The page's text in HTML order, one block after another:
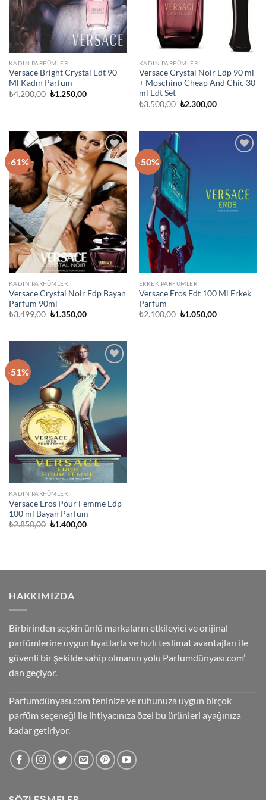
KADIN PARFÜMLER
Versace Bright Crystal Edt 90
Ml Kadın Parfüm
₺4.200,00 Orijinal
₺1.250,00Şu
KADIN PARFÜMLER
Versace Crystal Noir Edp 90 ml
+ Moschino Cheap And Chic 30
ml Edt Set
₺3.500,00 Orijinal
₺2.300,00Şu
-61%
İstek
Listeme
Ekle
KADIN PARFÜMLER
Versace Crystal Noir Edp Bayan
Parfüm 90ml
₺3.499,00 Orijinal
₺1.350,00Şu
-50%
ERKEK PARFÜMLER
Versace Eros Edt 100 Ml Erkek
Parfüm
₺2.100,00 Orijinal
₺1.050,00Şu
-51%
İstek
Listeme
Ekle
KADIN PARFÜMLER
Versace Eros Pour Femme Edp
100 ml Bayan Parfüm
₺2.850,00 Orijinal
₺1.400,00Şu
HAKKIMIZDA
Birbirinden seçkin ünlü markaların etkileyici ve orijinal
parfümlerine uygun fiyatlarla ve hızlı teslimat avantajları ile
güvenli bir şekilde sahip olmanın yolu Parfumdünyası.com’
dan geçiyor.
Parfumdünyası.com teninize ve ruhunuza uygun birçok
parfüm seçeneği ile ihtiyacınıza özel bu ürünleri ayağınıza
kadar getiriyor.